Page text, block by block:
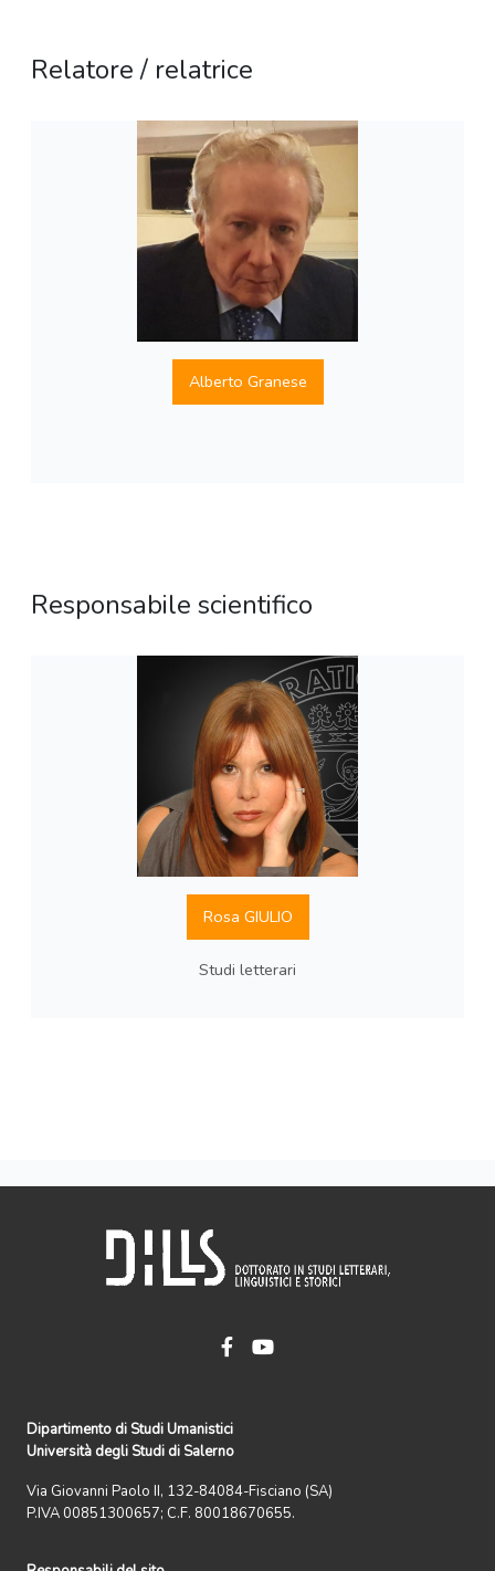
Relatore / relatrice
Alberto Granese
Responsabile scientifico
Rosa GIULIO
Studi letterari
Dipartimento di Studi Umanistici
Università degli Studi di Salerno
Via Giovanni Paolo II, 132-84084-Fisciano (SA)
P.IVA 00851300657; C.F. 80018670655.